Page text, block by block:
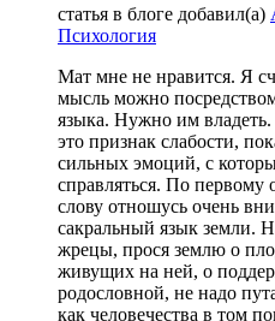
статья в блоге добавил(а)
Психология
Мат мне не нравится. Я
мысль можно
языка. Нужно им
это признак слабости,
сильных эмоций, с
справляться. По первому
слову отношусь очень
сакральный язык земли.
жрецы, прося землю о
живущих на ней, о
родословной, не надо
как человечества в том